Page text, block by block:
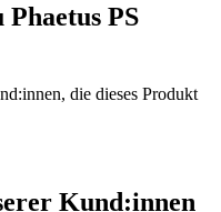
PS
die dieses Produkt
Kund:innen